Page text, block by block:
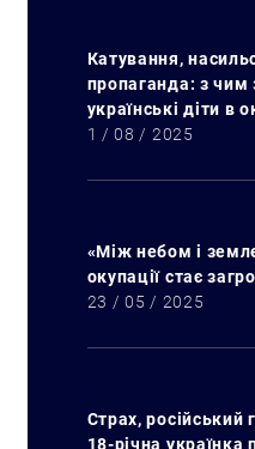
Катування,
пропаганда: з чим
українські діти в
1 / 08 / 2025
«Між небом і
окупації стає
23 / 05 / 2025
Страх, російський
18-річна українка